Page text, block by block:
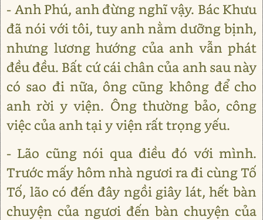
- Anh Phú, anh đừng nghĩ vậy. Bác Khưu
đã nói với tôi, tuy anh nằm dưỡng bịnh,
nhưng lương hướng của anh vẫn phát
đều đều. Bất cứ cái chân của anh sau này
có sao đi nữa, ông cũng không để cho
anh rời y viện. Ông thường bảo, công
việc của anh tại y viện rất trọng yếu.
- Lão cũng nói qua điều đó với mình.
Trước mấy hôm nhà ngươi ra đi cùng Tố
Tố, lão có đến đây ngồi giây lát, hết bàn
chuyện của ngươi đến bàn chuyện của